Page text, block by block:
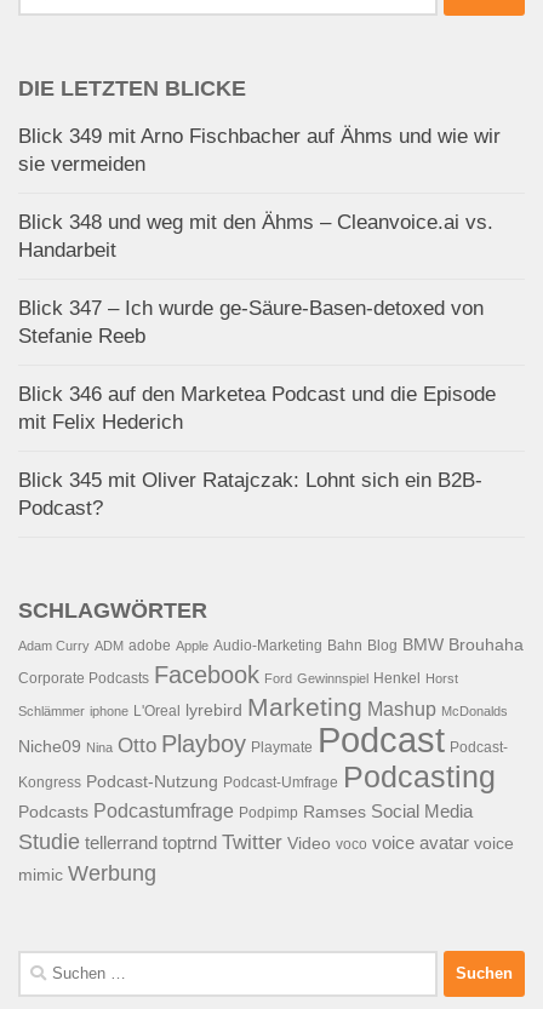
nach:
DIE LETZTEN BLICKE
Blick 349 mit Arno Fischbacher auf Ähms und wie wir
sie vermeiden
Blick 348 und weg mit den Ähms – Cleanvoice.ai vs.
Handarbeit
Blick 347 – Ich wurde ge-Säure-Basen-detoxed von
Stefanie Reeb
Blick 346 auf den Marketea Podcast und die Episode
mit Felix Hederich
Blick 345 mit Oliver Ratajczak: Lohnt sich ein B2B-
Podcast?
SCHLAGWÖRTER
Adam Curry ADM adobe Apple Audio-Marketing Bahn Blog BMW Brouhaha
Corporate Podcasts Facebook Ford Gewinnspiel Henkel Horst
Schlämmer iphone L'Oreal lyrebird Marketing Mashup McDonalds
Niche09 Nina Otto Playboy Playmate Podcast Podcast-
Kongress Podcast-Nutzung Podcast-Umfrage Podcasting
Podcasts Podcastumfrage Podpimp Ramses Social Media
Studie tellerrand toptrnd Twitter Video voco voice avatar voice
mimic Werbung
Suchen
nach: